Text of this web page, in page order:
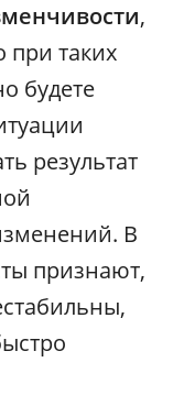
,
при таких
будете
результат
В
признают,